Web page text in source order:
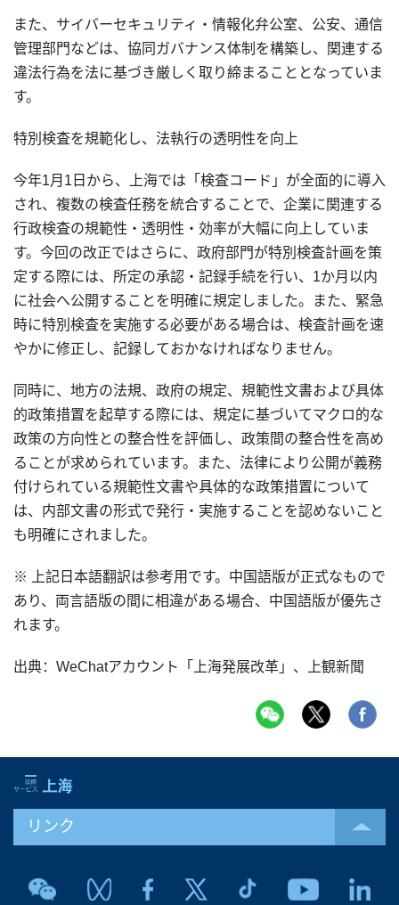
また、サイバーセキュリティ・情報化弁公室、公安、通信
管理部門などは、協同ガバナンス体制を構築し、関連する
違法行為を法に基づき厳しく取り締まることとなっていま
す。
特別検査を規範化し、法執行の透明性を向上
今年1月1日から、上海では「検査コード」が全面的に導入
され、複数の検査任務を統合することで、企業に関連する
行政検査の規範性・透明性・効率が大幅に向上していま
す。今回の改正ではさらに、政府部門が特別検査計画を策
定する際には、所定の承認・記録手続を行い、1か月以内
に社会へ公開することを明確に規定しました。また、緊急
時に特別検査を実施する必要がある場合は、検査計画を速
やかに修正し、記録しておかなければなりません。
同時に、地方の法規、政府の規定、規範性文書および具体
的政策措置を起草する際には、規定に基づいてマクロ的な
政策の方向性との整合性を評価し、政策間の整合性を高め
ることが求められています。また、法律により公開が義務
付けられている規範性文書や具体的な政策措置について
は、内部文書の形式で発行・実施することを認めないこと
も明確にされました。
※ 上記日本語翻訳は参考用です。中国語版が正式なもので
あり、両言語版の間に相違がある場合、中国語版が優先さ
れます。
出典：WeChatアカウント「上海発展改革」、上観新聞
リンク